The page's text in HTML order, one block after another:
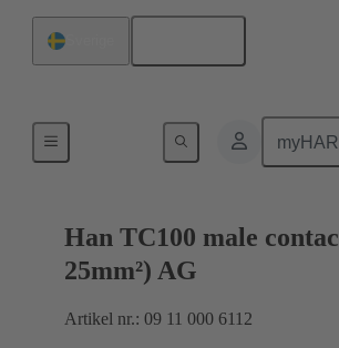
Han TC100 male
25mm²) AG
Artikel nr.: 09 11 000 6112